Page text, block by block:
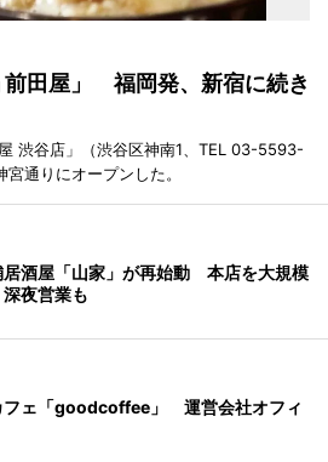
前田屋」 福岡発、新宿に続き
渋谷店」（渋谷区神南1、TEL 03-5593-
通りにオープンした。
居酒屋「山家」が再始動 本店を大規模
夜営業も
フェ「goodcoffee」 運営会社オフィ